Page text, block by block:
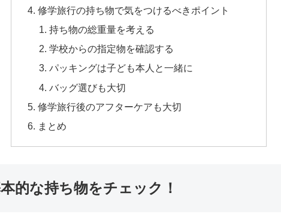
修学旅行の持ち物で気をつけるべきポイント
持ち物の総重量を考える
学校からの指定物を確認する
パッキングは子ども本人と一緒に
バッグ選びも大切
修学旅行後のアフターケアも大切
まとめ
的な持ち物をチェック！